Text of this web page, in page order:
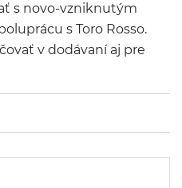
s novo-vzniknutým
s Toro Rosso.
v dodávaní aj pre